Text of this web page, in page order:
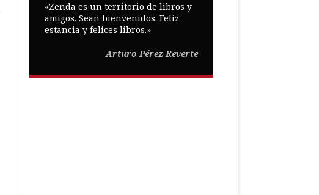
«Zenda es un territorio de libros y
amigos. Sean bienvenidos. Feliz
estancia y felices libros.»
Arturo Pérez-Reverte